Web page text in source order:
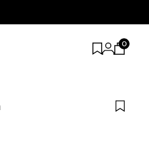
0